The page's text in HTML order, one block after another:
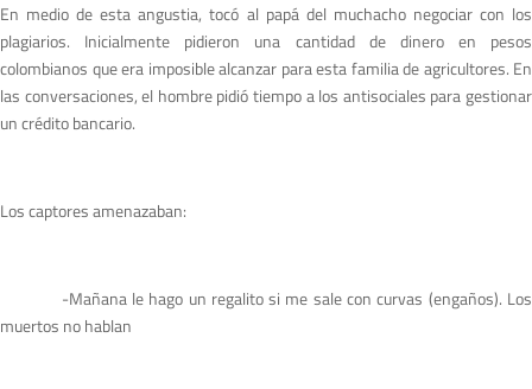
En medio de esta angustia, tocó al papá del muchacho negociar con los
plagiarios. Inicialmente pidieron una cantidad de dinero en pesos
colombianos que era imposible alcanzar para esta familia de agricultores. En
las conversaciones, el hombre pidió tiempo a los antisociales para gestionar
un crédito bancario.
Los captores amenazaban:
-Mañana le hago un regalito si me sale con curvas (engaños). Los
muertos no hablan